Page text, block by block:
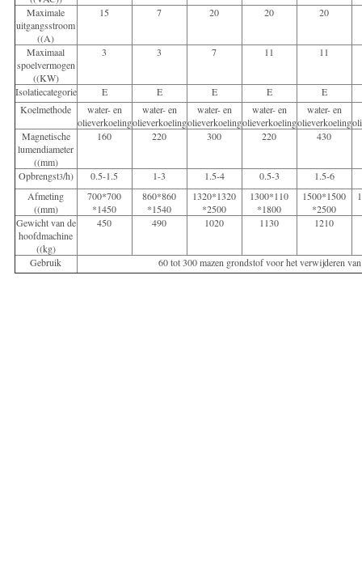
Maximale
uitgangsstroom
((A)
15 7 20 20 20
Maximaal
spoelvermogen
((KW)
3 3 7 11 11
Isolatiecategorie E E E E
E
Koelmethode
water- en
olieverkoeling
water- en
olieverkoeling
water- en
olieverkoeling
water- en
olieverkoeling
water- en
olieverkoeling
Magnetische
lumendiameter
((mm)
160 220 300 220 430
Opbrengst3/h) 0.5-1.5 1-3 1.5-4 0.5-3
1.5-6
Afmeting
((mm)
700*700
*1450
860*860
*1540
1320*1320
*2500
1300*110
*1800
1500*1500
*2500
Gewicht van de
hoofdmachine
((kg)
450 490 1020 1130 1210
Gebruik 60 tot 300 mazen grondstof voor het verwijderen